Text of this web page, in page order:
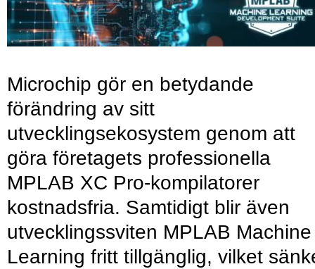
Microchip gör en betydande
förändring av sitt
utvecklingsekosystem genom att
göra företagets professionella
MPLAB XC Pro-kompilatorer
kostnadsfria. Samtidigt blir även
utvecklingssviten MPLAB Machine
Learning fritt tillgänglig, vilket